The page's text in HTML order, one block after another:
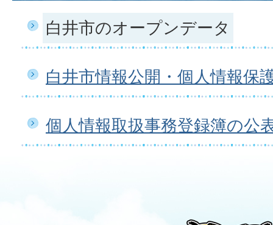
白井市のオープンデータ
白井市情報公開・個人情報保
個人情報取扱事務登録簿の公